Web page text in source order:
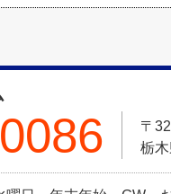
〒
栃